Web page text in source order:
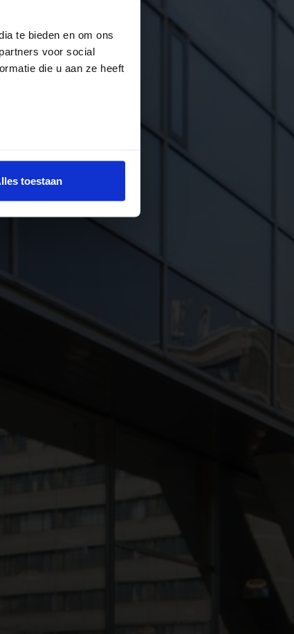
te bieden en om ons
voor social
die u aan ze heeft
toestaan